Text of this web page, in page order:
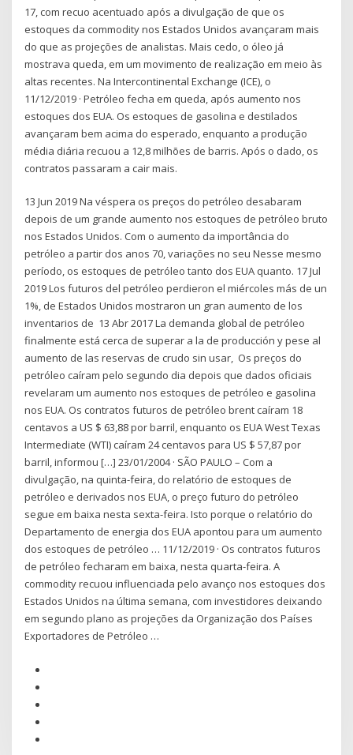
17, com recuo acentuado após a divulgação de que os
estoques da commodity nos Estados Unidos avançaram mais
do que as projeções de analistas. Mais cedo, o óleo já
mostrava queda, em um movimento de realização em meio às
altas recentes. Na Intercontinental Exchange (ICE), o
11/12/2019 · Petróleo fecha em queda, após aumento nos
estoques dos EUA. Os estoques de gasolina e destilados
avançaram bem acima do esperado, enquanto a produção
média diária recuou a 12,8 milhões de barris. Após o dado, os
contratos passaram a cair mais.
13 Jun 2019 Na véspera os preços do petróleo desabaram
depois de um grande aumento nos estoques de petróleo bruto
nos Estados Unidos. Com o aumento da importância do
petróleo a partir dos anos 70, variações no seu Nesse mesmo
período, os estoques de petróleo tanto dos EUA quanto. 17 Jul
2019 Los futuros del petróleo perdieron el miércoles más de un
1%, de Estados Unidos mostraron un gran aumento de los
inventarios de 13 Abr 2017 La demanda global de petróleo
finalmente está cerca de superar a la de producción y pese al
aumento de las reservas de crudo sin usar, Os preços do
petróleo caíram pelo segundo dia depois que dados oficiais
revelaram um aumento nos estoques de petróleo e gasolina
nos EUA. Os contratos futuros de petróleo brent caíram 18
centavos a US $ 63,88 por barril, enquanto os EUA West Texas
Intermediate (WTI) caíram 24 centavos para US $ 57,87 por
barril, informou […] 23/01/2004 · SÃO PAULO – Com a
divulgação, na quinta-feira, do relatório de estoques de
petróleo e derivados nos EUA, o preço futuro do petróleo
segue em baixa nesta sexta-feira. Isto porque o relatório do
Departamento de energia dos EUA apontou para um aumento
dos estoques de petróleo … 11/12/2019 · Os contratos futuros
de petróleo fecharam em baixa, nesta quarta-feira. A
commodity recuou influenciada pelo avanço nos estoques dos
Estados Unidos na última semana, com investidores deixando
em segundo plano as projeções da Organização dos Países
Exportadores de Petróleo …